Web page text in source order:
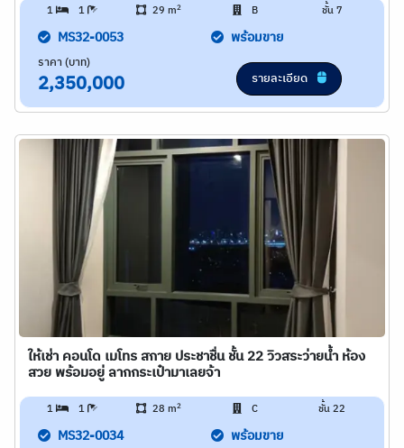
1 1 29 m2 B ชั้น 7
MS32-0053 พร้อมขาย
ราคา (บาท)
2,350,000 รายละเอียด
ให้เช่า คอนโด เมโทร สกาย ประชาชื่น ชั้น 22 วิวสระว่ายน้ำ ห้อง
สวย พร้อมอยู่ ลากกระเป๋ามาเลยจ้า
1 1 28 m2 C ชั้น 22
MS32-0034 พร้อมขาย